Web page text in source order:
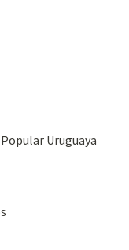
Uruguaya